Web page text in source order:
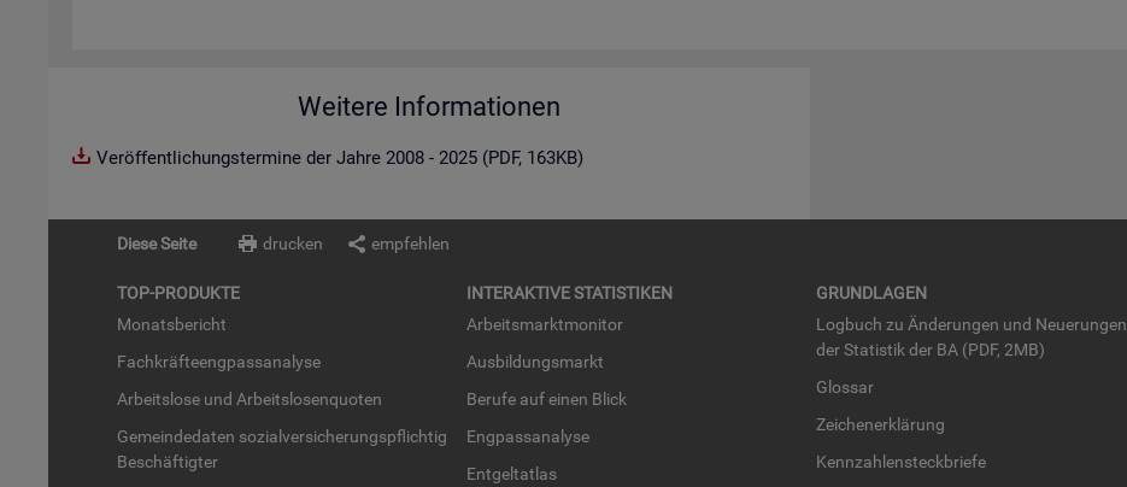
Weitere Informationen
Veröffentlichungstermine der Jahre 2008 - 2025 (PDF, 163KB)
Diese Seite drucken empfehlen
TOP-PRO­DUK­TE
Mo­nats­be­richt
Fach­kräf­te­eng­pass­ana­ly­se
Ar­beits­lo­se und Ar­beits­lo­sen­quo­ten
Ge­mein­de­da­ten so­zi­al­ver­si­che­rungs­pflich­tig
Be­schäf­tig­ter
IN­TER­AK­TI­VE STA­TIS­TI­KEN
Ar­beits­markt­mo­ni­tor
Aus­bil­dungs­markt
Be­ru­fe auf einen Blick
Eng­pass­ana­ly­se
Ent­gel­t­at­las
GRUND­LA­GEN
Log­buch zu Än­de­run­gen und Neue­run­gen
der Sta­tis­tik der BA (PDF, 2MB)
Glos­sar
Zei­chen­er­klä­rung
Kenn­zah­len­steck­brie­fe